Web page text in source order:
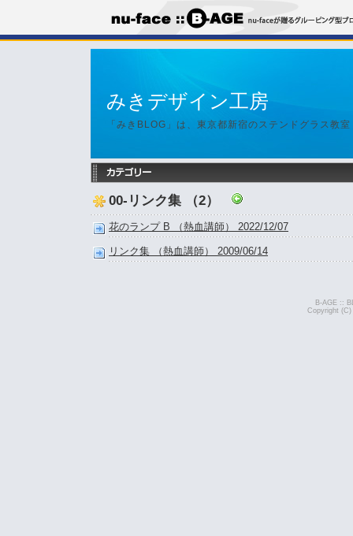
みきデザイン工房
「みきBLOG」は、東京都新宿のステンドグラス教
00-リンク集 （2）
花のランプ B （熱血講師） 2022/12/07
リンク集 （熱血講師） 2009/06/14
B-AGE ::
Copyright